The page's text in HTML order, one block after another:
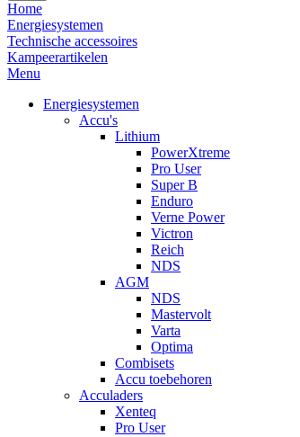
Home
Energiesystemen
Technische accessoires
Kampeerartikelen
Menu
Energiesystemen
Accu's
Lithium
PowerXtreme
Pro User
Super B
Enduro
Verne Power
Victron
Reich
NDS
AGM
NDS
Mastervolt
Varta
Optima
Combisets
Accu toebehoren
Acculaders
Xenteq
Pro User